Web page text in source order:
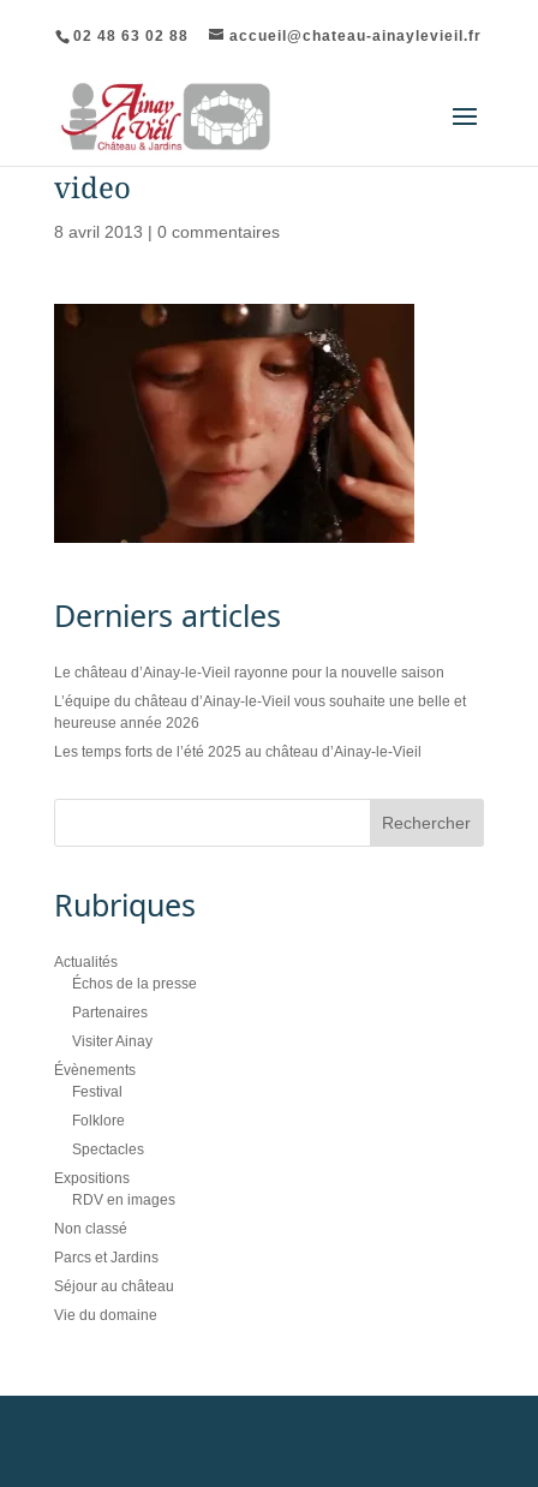
02 48 63 02 88 accueil@chateau-ainaylevieil.fr
video
8 avril 2013 | 0 commentaires
Derniers articles
Le château d’Ainay-le-Vieil rayonne pour la nouvelle saison
L’équipe du château d’Ainay-le-Vieil vous souhaite une belle et
heureuse année 2026
Les temps forts de l’été 2025 au château d’Ainay-le-Vieil
Rubriques
Actualités
Échos de la presse
Partenaires
Visiter Ainay
Évènements
Festival
Folklore
Spectacles
Expositions
RDV en images
Non classé
Parcs et Jardins
Séjour au château
Vie du domaine